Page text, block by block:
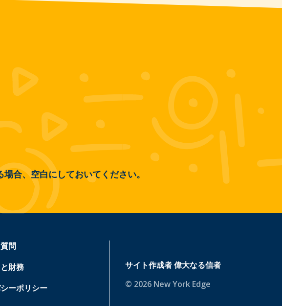
合、空白にしておいてください。
問
財務
ーポリシー
サイト作成者偉大なる信者
© 2026 New York Edge